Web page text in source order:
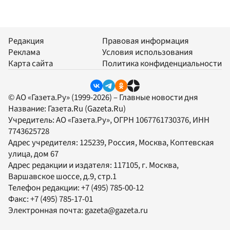
Редакция
Реклама
Карта сайта
Правовая информация
Условия использования
Политика конфиденциальности
© АО «Газета.Ру» (1999-2026) – Главные новости дня
Название: Газета.Ru (Gazeta.Ru)
Учредитель:АО «Газета.Ру», ОГРН 1067761730376, ИНН
7743625728
Адрес учредителя: 125239, Россия, Москва, Коптевская
улица, дом 67
Адрес редакции и издателя: 117105, г. Москва,
Варшавское шоссе, д.9, стр.1
Телефон редакции:+7 (495) 785-00-12
Факс:+7 (495) 785-17-01
Электронная почта:gazeta@gazeta.ru